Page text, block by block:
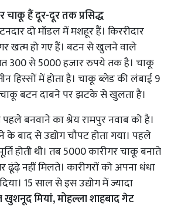
चाकू हैं दूर-दूर तक प्रसिद्ध
दो मॉडल में मशहूर हैं। किररीदार
खत्म हो गए हैं। बटन से खुलने वाले
300 से 5000 हजार रुपये तक है। चाकू
में होता है। चाकू ब्लेड की लंबाई 9
बटन दाबने पर झटके से खुलता है।
बनवाने का श्रेय रामपुर नवाब को है।
बाद से उद्योग चौपट होता गया। पहले
होती थी। तब 5000 कारीगर चाकू बनाते
नहीं मिलते। कारीगरों को अपना धंधा
15 साल से इस उद्योग में ज्यादा
खुशनूद मियां, मोहल्ला शाहबाद गेट